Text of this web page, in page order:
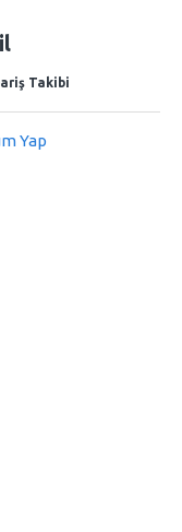
Takibi
Yap